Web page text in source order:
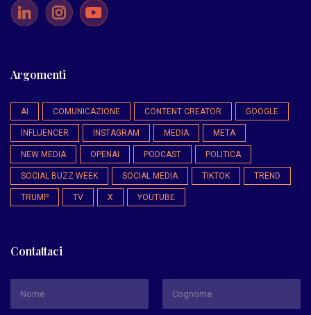
Argomenti
AI COMUNICAZIONE CONTENT CREATOR GOOGLE
INFLUENCER INSTAGRAM MEDIA META
NEW MEDIA OPENAI PODCAST POLITICA
SOCIAL BUZZ WEEK SOCIAL MEDIA TIKTOK TREND
TRUMP TV X YOUTUBE
Contattaci